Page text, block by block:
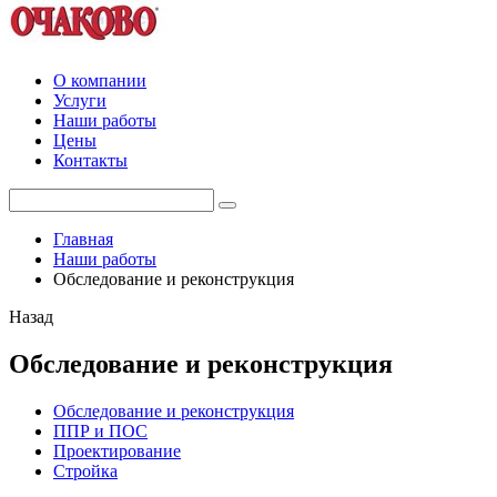
О компании
Услуги
Наши работы
Цены
Контакты
Главная
Наши работы
Обследование и реконструкция
Назад
Обследование и реконструкция
Обследование и реконструкция
ППР и ПОС
Проектирование
Стройка